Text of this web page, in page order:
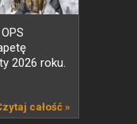
2026 roku.
całość »